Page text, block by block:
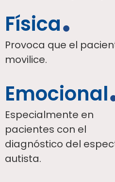
Física
Provoca que el
movilice.
Emocional
Especialmente en
pacientes con el
diagnóstico del
autista.